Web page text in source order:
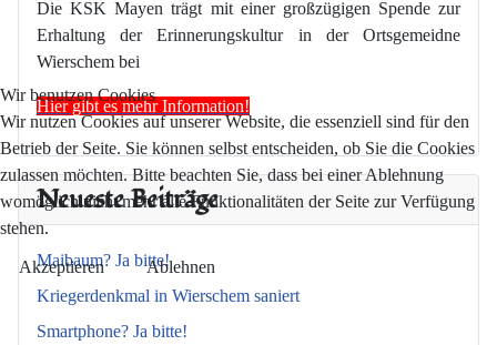
Die KSK Mayen trägt mit einer großzügigen Spende zur
Erhaltung der Erinnerungskultur in der Ortsgemeidne
Wierschem bei
Hier gibt es mehr Information!
Neueste Beiträge
Maibaum? Ja bitte!
Kriegerdenkmal in Wierschem saniert
Smartphone? Ja bitte!
Wir benutzen Cookies
Wir nutzen Cookies auf unserer Website, die essenziell sind für den
Betrieb der Seite. Sie können selbst entscheiden, ob Sie die Cookies
zulassen möchten. Bitte beachten Sie, dass bei einer Ablehnung
womöglich nicht mehr alle Funktionalitäten der Seite zur Verfügung
stehen.
Akzeptieren Ablehnen